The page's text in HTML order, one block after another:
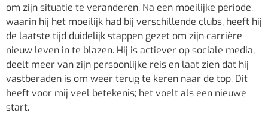
om zijn situatie te veranderen. Na een moeilijke periode,
waarin hij het moeilijk had bij verschillende clubs, heeft hij
de laatste tijd duidelijk stappen gezet om zijn carrière
nieuw leven in te blazen. Hij is actiever op sociale media,
deelt meer van zijn persoonlijke reis en laat zien dat hij
vastberaden is om weer terug te keren naar de top. Dit
heeft voor mij veel betekenis; het voelt als een nieuwe
start.